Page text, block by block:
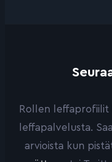
Rollen leffaprofiilit
leffapalvelusta.
arvioista kun